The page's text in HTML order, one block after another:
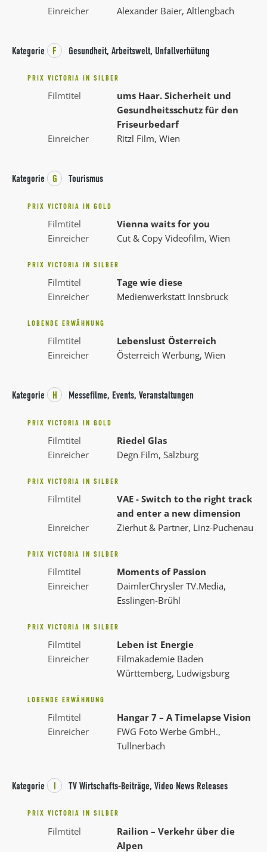
Einreicher
Alexander Baier, Altlengbach
Kategorie F Gesundheit, Arbeitswelt, Unfallverhütung
PRIX VICTORIA IN SILBER
Filmtitel
ums Haar. Sicherheit und
Gesundheitsschutz für den
Friseurbedarf
Einreicher
Ritzl Film, Wien
Kategorie G Tourismus
PRIX VICTORIA IN GOLD
Filmtitel
Vienna waits for you
Einreicher
Cut & Copy Videofilm, Wien
PRIX VICTORIA IN SILBER
Filmtitel
Tage wie diese
Einreicher
Medienwerkstatt Innsbruck
LOBENDE ERWÄHNUNG
Filmtitel
Lebenslust Österreich
Einreicher
Österreich Werbung, Wien
Kategorie H Messefilme, Events, Veranstaltungen
PRIX VICTORIA IN GOLD
Filmtitel
Riedel Glas
Einreicher
Degn Film, Salzburg
PRIX VICTORIA IN SILBER
Filmtitel
VAE - Switch to the right track
and enter a new dimension
Einreicher
Zierhut & Partner, Linz-Puchenau
PRIX VICTORIA IN SILBER
Filmtitel
Moments of Passion
Einreicher
DaimlerChrysler TV.Media,
Esslingen-Brühl
PRIX VICTORIA IN SILBER
Filmtitel
Leben ist Energie
Einreicher
Filmakademie Baden
Württemberg, Ludwigsburg
LOBENDE ERWÄHNUNG
Filmtitel
Hangar 7 – A Timelapse Vision
Einreicher
FWG Foto Werbe GmbH.,
Tullnerbach
Kategorie I TV Wirtschafts-Beiträge, Video News Releases
PRIX VICTORIA IN SILBER
Filmtitel
Railion – Verkehr über die
Alpen